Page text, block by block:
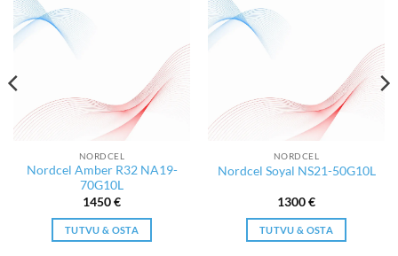
NORDCEL
Nordcel Amber R32 NA19-
70G10L
1450€
TUTVU & OSTA
NORDCEL
Nordcel Soyal NS21-50G10L
1300€
TUTVU & OSTA